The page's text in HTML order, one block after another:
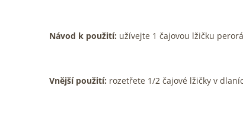
Návod k použití: užívejte 1 čajovou lžičku
Vnější použití: rozetřete 1/2 čajové lžičky v